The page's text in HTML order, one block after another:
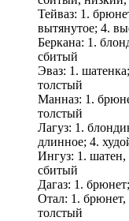
Тейваз: 1.
вытянутое; 4.
Беркана: 1.
сбитый
Эваз: 1.
толстый
Манназ: 1.
толстый
Лагуз: 1.
длинное; 4.
Ингуз: 1.
сбитый
Дагаз: 1.
Отал: 1. брюнет,
толстый